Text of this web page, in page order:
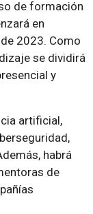
de formación
en
2023. Como
se dividirá
y
artificial,
habrá
de